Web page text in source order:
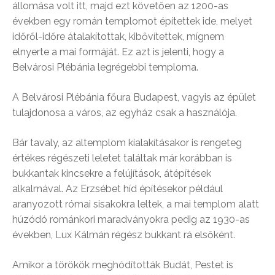
állomása volt itt, majd ezt követően az 1200-as
években egy román templomot építettek ide, melyet
időről-időre átalakítottak, kibővítettek, mígnem
elnyerte a mai formáját. Ez azt is jelenti, hogy a
Belvárosi Plébánia legrégebbi temploma.
A Belvárosi Plébánia főura Budapest, vagyis az épület
tulajdonosa a város, az egyház csak a használója.
Bár tavaly, az altemplom kialakításakor is rengeteg
értékes régészeti leletet találtak már korábban is
bukkantak kincsekre a felújítások, átépítések
alkalmával. Az Erzsébet híd építésekor például
aranyozott római sisakokra leltek, a mai templom alatt
húzódó románkori maradványokra pedig az 1930-as
években, Lux Kálmán régész bukkant rá elsőként.
Amikor a törökök meghódították Budát, Pestet is